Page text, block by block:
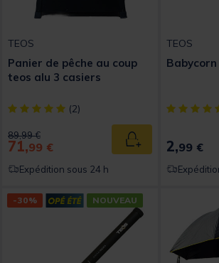
TEOS
Panier de pêche au coup
teos alu 3 casiers
[object Object] out of 5 Customer Rating
(2)
Price reduced from
89,99 €to
71,99 € Ajouter au panier
Expédition sous 24 h
TEOS
Babycorn
[object
2,99 €
-30% NOUVEAU